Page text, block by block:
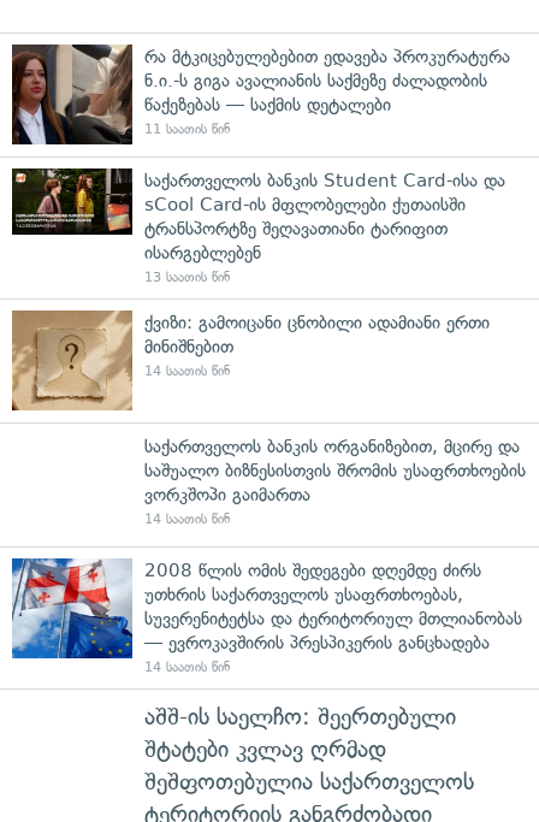
რა მტკიცებულებებით ედავება პროკურატურა
ნ.ი.-ს გიგა ავალიანის საქმეზე ძალადობის
წაქეზებას — საქმის დეტალები
11 საათის წინ
საქართველოს ბანკის Student Card-ისა და
sCool Card-ის მფლობელები ქუთაისში
ტრანსპორტზე შეღავათიანი ტარიფით
ისარგებლებენ
13 საათის წინ
ქვიზი: გამოიცანი ცნობილი ადამიანი ერთი
მინიშნებით
14 საათის წინ
საქართველოს ბანკის ორგანიზებით, მცირე და
საშუალო ბიზნესისთვის შრომის უსაფრთხოების
ვორკშოპი გაიმართა
14 საათის წინ
2008 წლის ომის შედეგები დღემდე ძირს
უთხრის საქართველოს უსაფრთხოებას,
სუვერენიტეტსა და ტერიტორიულ მთლიანობას
— ევროკავშირის პრესპიკერის განცხადება
14 საათის წინ
აშშ-ის საელჩო: შეერთებული
შტატები კვლავ ღრმად
შეშფოთებულია საქართველოს
ტერიტორიის განგრძობადი